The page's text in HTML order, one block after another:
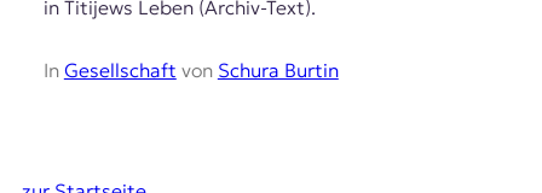
in Titijews Leben (Archiv-Text).
In Gesellschaft von Schura Burtin